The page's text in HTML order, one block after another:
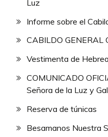
Luz
Informe sobre el
CABILDO GENERAL
Vestimenta de
COMUNICADO
Señora de la Luz y
Reserva de túnicas
Besamanos Nuestra